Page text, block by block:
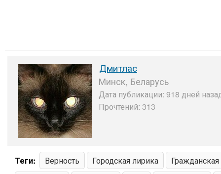
Дмитлас
Минск, Беларусь
Дата публикации: 918 дней
Прочтений: 313
Теги: Верность Городская лирика